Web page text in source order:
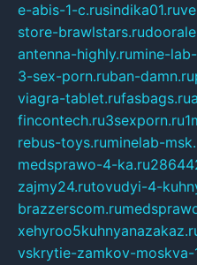
e-abis-1-c.rusindika01.ru
store-brawlstars.ru
antenna-highly.rumine-
3-sex-porn.ruban-damn.ru
viagra-tablet.rufasbags.ru
fincontech.ru3sexporn.ru
rebus-toys.ruminelab-
medsprawo-4-ka.ru
zajmy24.rutovudyi-4-
brazzerscom.ru
vskrytie-zamkov-moskva-